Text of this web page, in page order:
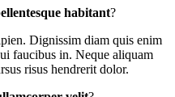
habitant?
Dignissim diam quis enim
faucibus in. Neque aliquam
risus hendrerit dolor.